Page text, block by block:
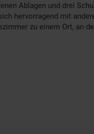
Ablagen und drei
hervorragend mit
zu einem Ort, an